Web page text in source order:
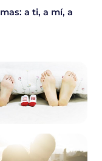
a ti, a mí, a